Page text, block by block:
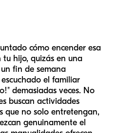
cómo encender esa
hijo, quizás en una
fin de semana
el familiar
demasiadas veces. No
buscan actividades
que no solo entretengan,
genuinamente el